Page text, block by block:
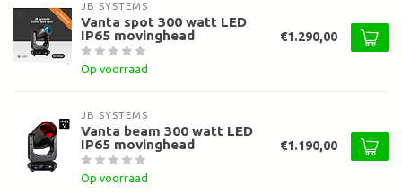
JB SYSTEMS
Vanta spot 300 watt LED
IP65 movinghead
Op voorraad
€1.290,00
JB SYSTEMS
Vanta beam 300 watt LED
IP65 movinghead
Op voorraad
€1.190,00